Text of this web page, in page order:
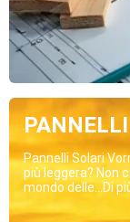
Pannelli Solari
più leggera? Non
mondo delle...Di